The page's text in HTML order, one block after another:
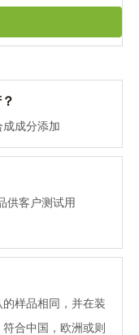
成分添加
供客户测试用
样品相同，并在装
合中国，欧洲或则